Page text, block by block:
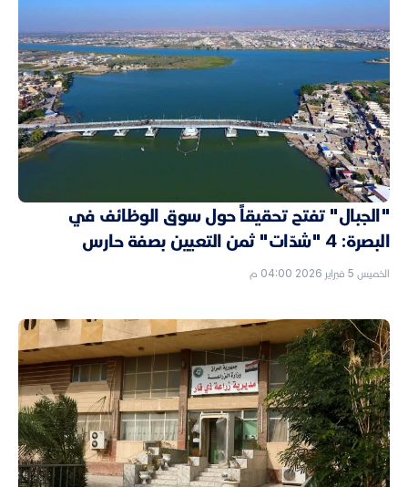
"الجبال" تفتح تحقيقاً حول سوق الوظائف في
البصرة: 4 "شدّات" ثمن التعيين بصفة حارس
الخميس 5 فبراير 2026 04:00 م